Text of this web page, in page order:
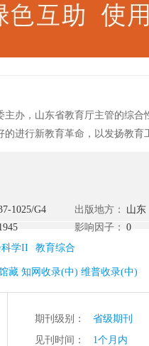
主办，山东省教育厅主管的综合
进行新教育革命，以发扬教育
校讲台、职业教育、教改前沿
程、交通与路政、计算机与信
化、农业科学苑、法制论坛、
1025/G4 出版地方：
山东
影响因子：
0
学II 教育综合
藏 知网收录(中) 维普收录(中)
期刊级别：
省级期刊
见刊时间：
1个月内